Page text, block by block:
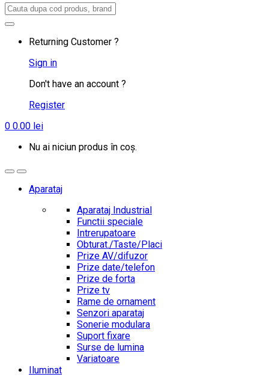
Search
Returning Customer ?
Sign in
Don't have an account ?
Register
0 0.00 lei
Nu ai niciun produs în coș.
Aparataj
Aparataj Industrial
Functii speciale
Intrerupatoare
Obturat./Taste/Placi
Prize AV/difuzor
Prize date/telefon
Prize de forta
Prize tv
Rame de ornament
Senzori aparataj
Sonerie modulara
Suport fixare
Surse de lumina
Variatoare
Iluminat